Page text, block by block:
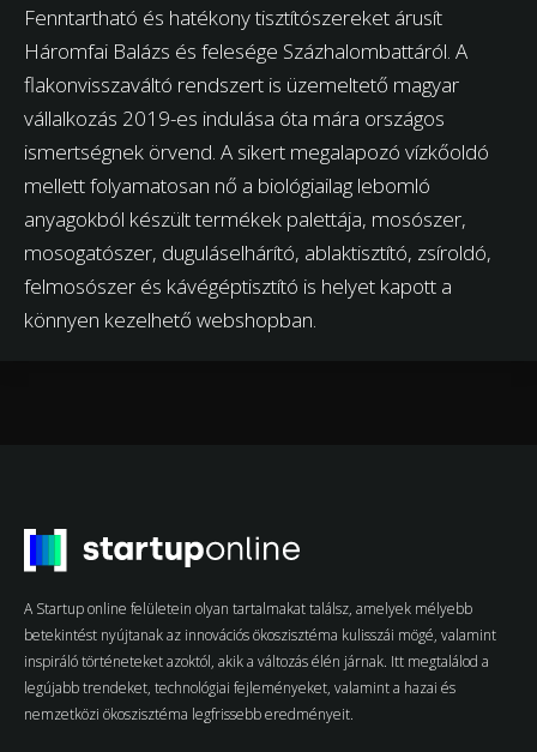
Fenntartható és hatékony tisztítószereket árusít
Háromfai Balázs és felesége Százhalombattáról. A
flakonvisszaváltó rendszert is üzemeltető magyar
vállalkozás 2019-es indulása óta mára országos
ismertségnek örvend. A sikert megalapozó vízkőoldó
mellett folyamatosan nő a biológiailag lebomló
anyagokból készült termékek palettája, mosószer,
mosogatószer, duguláselhárító, ablaktisztító, zsíroldó,
felmosószer és kávégéptisztító is helyet kapott a
könnyen kezelhető webshopban.
A Startup online felületein olyan tartalmakat találsz, amelyek mélyebb
betekintést nyújtanak az innovációs ökoszisztéma kulisszái mögé, valamint
inspiráló történeteket azoktól, akik a változás élén járnak. Itt megtalálod a
legújabb trendeket, technológiai fejleményeket, valamint a hazai és
nemzetközi ökoszisztéma legfrissebb eredményeit.